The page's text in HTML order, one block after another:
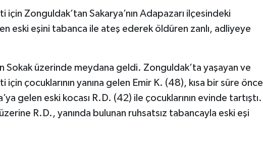
için Zonguldak’tan Sakarya’nın Adapazarı ilçesindeki
eski eşini tabanca ile ateş ederek öldüren zanlı, adliyeye
Sokak üzerinde meydana geldi. Zonguldak’ta yaşayan ve
için çocuklarının yanına gelen Emir K. (48), kısa bir süre önce
gelen eski kocası R.D. (42) ile çocuklarının evinde tartıştı.
R.D., yanında bulunan ruhsatsız tabancayla eski eşi